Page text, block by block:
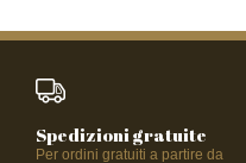
Spedizioni gratuite
Per ordini gratuiti a partire da